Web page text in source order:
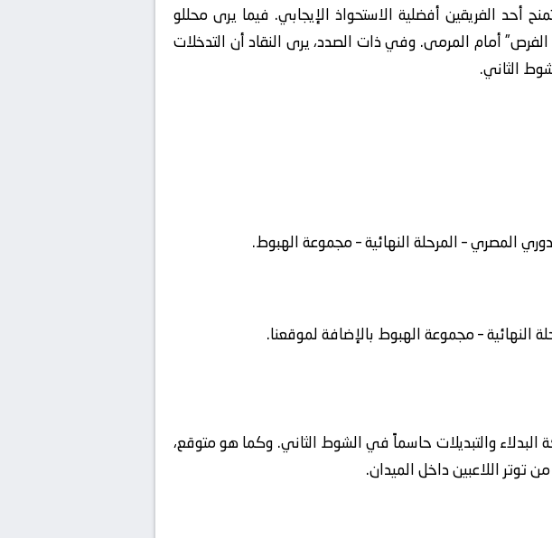
أحد الفريقين أفضلية الاستحواذ الإيجابي. فيما يرى محللو
أمام المرمى. وفي ذات الصدد، يرى النقاد أن التدخلات
الثاني.
المصري – المرحلة النهائية – مجموعة الهبوط.
النهائية – مجموعة الهبوط بالإضافة لموقعنا.
البدلاء والتبديلات حاسماً في الشوط الثاني. وكما هو متوقع،
توتر اللاعبين داخل الميدان.